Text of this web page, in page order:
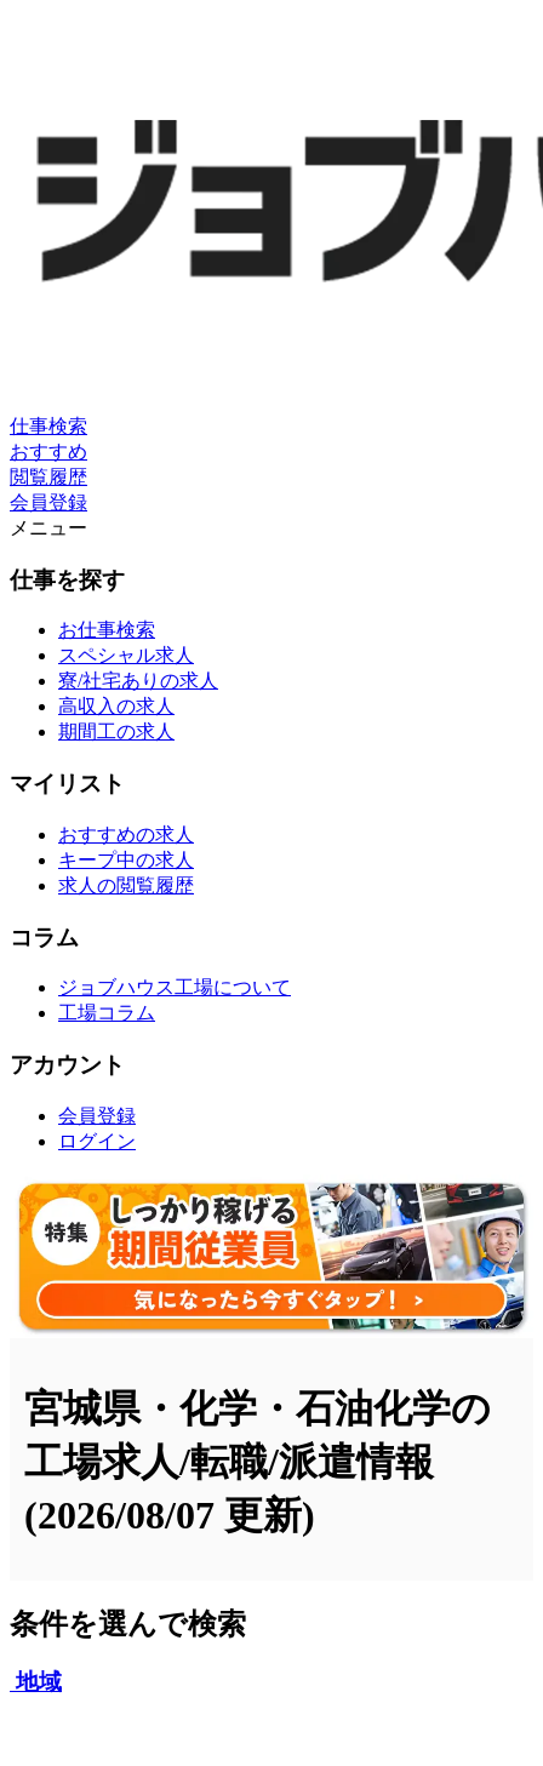
仕事検索
おすすめ
閲覧履歴
会員登録
メニュー
仕事を探す
お仕事検索
スペシャル求人
寮/社宅ありの求人
高収入の求人
期間工の求人
マイリスト
おすすめの求人
キープ中の求人
求人の閲覧履歴
コラム
ジョブハウス工場について
工場コラム
アカウント
会員登録
ログイン
宮城県・化学・石油化学の
工場求人/転職/派遣情報
(2026/08/07 更新)
条件を選んで検索
地域